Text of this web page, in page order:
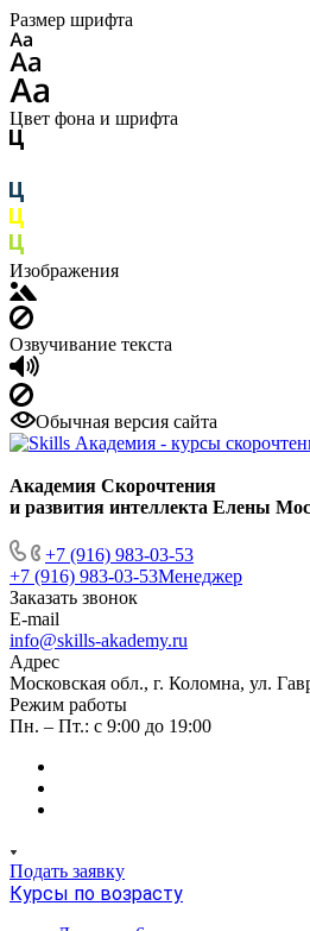
Размер шрифта
Цвет фона и шрифта
Изображения
Озвучивание текста
Обычная версия сайта
Академия Скорочтения
и развития интеллекта Елены
+7 (916) 983-03-53
+7 (916) 983-03-53Менеджер
Заказать звонок
E-mail
info@skills-akademy.ru
Адрес
Московская обл., г. Коломна, ул.
Режим работы
Пн. – Пт.: с 9:00 до 19:00
Подать заявку
Курсы по возрасту